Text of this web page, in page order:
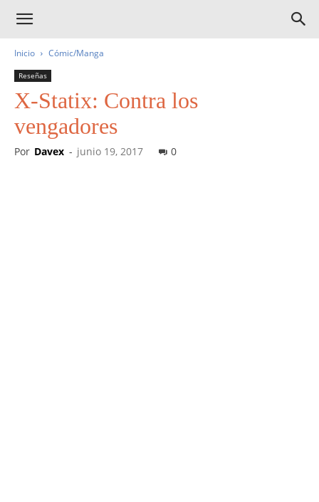
Inicio Cómic/Manga
Reseñas
X-Statix: Contra los
vengadores
Por Davex - junio 19, 2017 0